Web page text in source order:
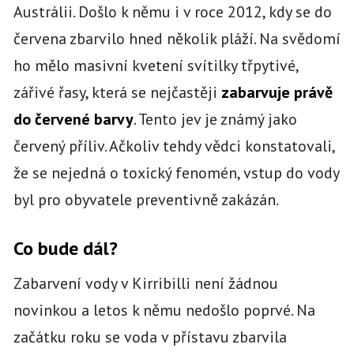
Austrálii. Došlo k němu i v roce 2012, kdy se do
červena zbarvilo hned několik pláží. Na svědomí
ho mělo masivní kvetení svítilky třpytivé,
zářivé řasy, která se nejčastěji zabarvuje právě
do červené barvy. Tento jev je známý jako
červený příliv. Ačkoliv tehdy vědci konstatovali,
že se nejedná o toxický fenomén, vstup do vody
byl pro obyvatele preventivně zakázán.
Co bude dál?
Zabarvení vody v Kirribilli není žádnou
novinkou a letos k němu nedošlo poprvé. Na
začátku roku se voda v přístavu zbarvila